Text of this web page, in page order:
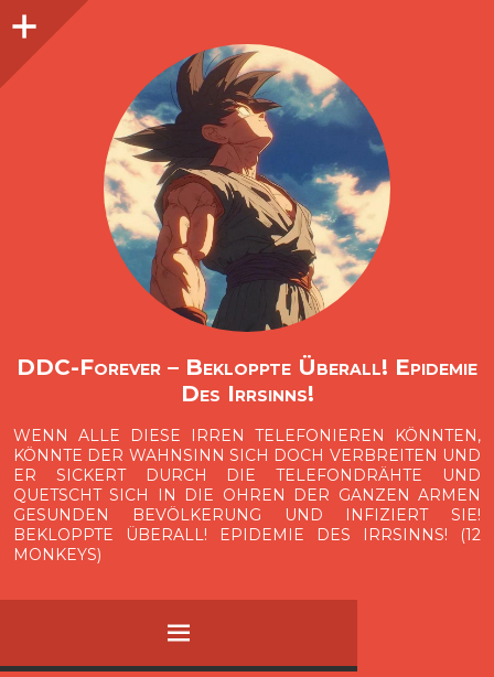
O
p
e
n
i
d
e
b
a
DDC-Forever – Bekloppte Überall! Epidemie
Des Irrsinns!
WENN ALLE DIESE IRREN TELEFONIEREN KÖNNTEN,
KÖNNTE DER WAHNSINN SICH DOCH VERBREITEN UND
ER SICKERT DURCH DIE TELEFONDRÄHTE UND
QUETSCHT SICH IN DIE OHREN DER GANZEN ARMEN
GESUNDEN BEVÖLKERUNG UND INFIZIERT SIE!
BEKLOPPTE ÜBERALL! EPIDEMIE DES IRRSINNS! (12
MONKEYS)
MENÜ
Seitenleiste